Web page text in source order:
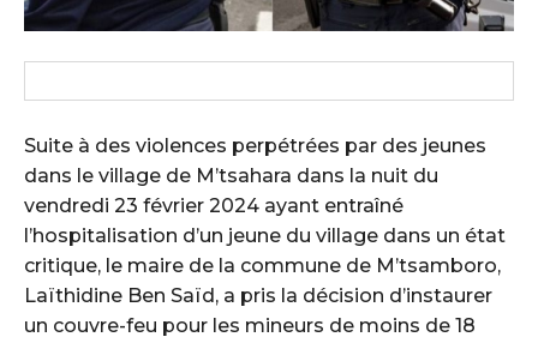
Suite à des violences perpétrées par des jeunes
dans le village de M’tsahara dans la nuit du
vendredi 23 février 2024 ayant entraîné
l’hospitalisation d’un jeune du village dans un état
critique, le maire de la commune de M’tsamboro,
Laïthidine Ben Saïd, a pris la décision d’instaurer
un couvre-feu pour les mineurs de moins de 18